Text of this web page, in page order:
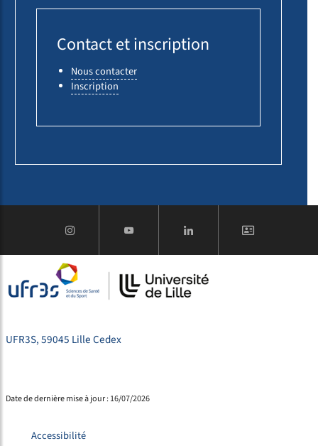
Contact et inscription
Nous contacter
Inscription
UFR3S, 59045 Lille Cedex
Date de dernière mise à jour : 16/07/2026
Accessibilité